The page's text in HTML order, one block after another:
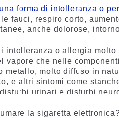
una forma di intolleranza o
fauci, respiro corto,
anche dolorose,
intolleranza o allergia molto
vapore che nelle
metallo, molto diffuso in
e altri sintomi come
urinari e disturbi
la sigaretta